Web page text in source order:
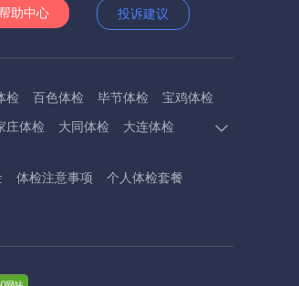
助中心 投诉建议
检 百色体检 毕节体检
宝鸡体检
庄体检 大同体检
大连体检
呼伦贝尔体检
葫芦岛体检
吉安体检 济南体检
济宁体检
连云港体检
体检注意事项
个人体检套餐